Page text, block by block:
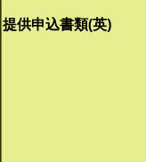
提供申込書類(英)